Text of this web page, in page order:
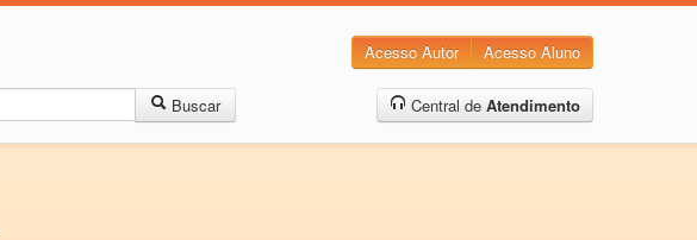
Acesso Autor Acesso Aluno
Buscar Central de Atendimento